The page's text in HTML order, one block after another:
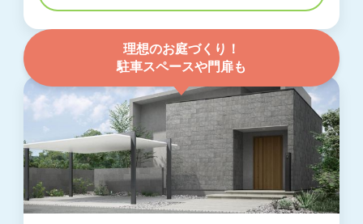
理想のお庭づくり！
駐車スペースや門扉も